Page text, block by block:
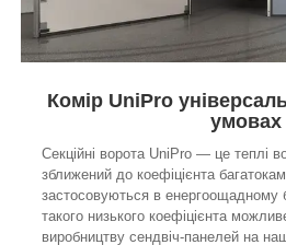
Комір UniPro
умовах
Секційні ворота UniPro — це теплі
зближений до коефіцієнта
застосовуються в енергоощадному
такого низького коефіцієнта
виробництву сендвіч-панелей на